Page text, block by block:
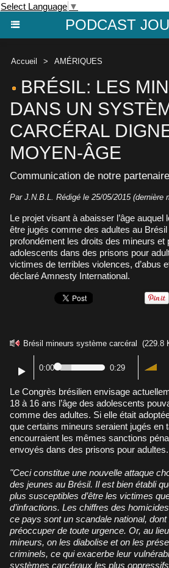
Select Language ▼
PODCAST
Accueil > AMÉRIQUES
BRÉSIL: LES
DANS UN
CARCÉRAL
MOYEN-ÂGE
Communication de notre partenaire
Par J.N.B.L. Rédigé le 25/05/2015 (dernière
Le projet visant à abaisser l’âge auquel
être jugés comme des adultes au
profondément les droits des mineurs et
adolescents dans des prisons pour
victimes de terribles violences, d’abus
déclaré Amnesty International.
Brésil mineurs système carcéral (229.8
0:00 0:29
Le Congrès brésilien envisage actuellement de faire passer de
18 à 16 ans l’âge des adolescents
comme des adultes. Si elle était
que certains mineurs seraient jugés en
encourraient les mêmes sanctions
envoyés dans des prisons pour adultes.
"Ceci constitue une nouvelle attaque
des jeunes au Brésil. Il est bien établi
plus susceptibles d’être les victimes
d’infractions. Les chiffres des
ce pays sont un scandale national, dont
préoccuper de toute urgence. Or, au
mineurs, on les diabolise et on les
criminels, ce qui exacerbe leur
systèmes carcéraux les plus